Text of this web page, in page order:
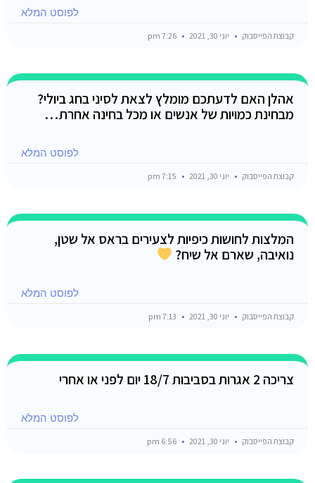
לפוסט המלא
קבוצת הפייסבוק יוני 30, 2021
אהלן האם לדעתכם מומלץ לצאת לסיני בחג ביולי?
מבחינת כמויות של אנשים או מכל בחינה אחרת…
לפוסט המלא
קבוצת הפייסבוק יוני 30, 2021
המלצות לחושות כיפיות לצעירים בראס אל שטן,
נואיבה, שארם אל שיח?
לפוסט המלא
קבוצת הפייסבוק יוני 30, 2021
צריכה 2 אגרות בסביבות 18/7 יום לפני או אחרי
לפוסט המלא
קבוצת הפייסבוק יוני 30, 2021